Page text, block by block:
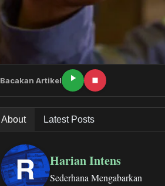
Bacakan Artikel
About Latest Posts
Harian Intens
Sederhana Mengabarkan